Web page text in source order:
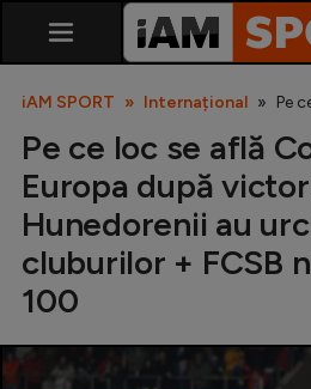
Liga 2
iAM SPORT Internațional Pe
Pe ce loc se află
Europa după
Hunedorenii au
cluburilor + FCSB
100